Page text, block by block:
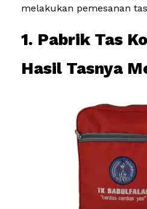
melakukan pemesanan
1. Pabrik Tas
Hasil Tasnya